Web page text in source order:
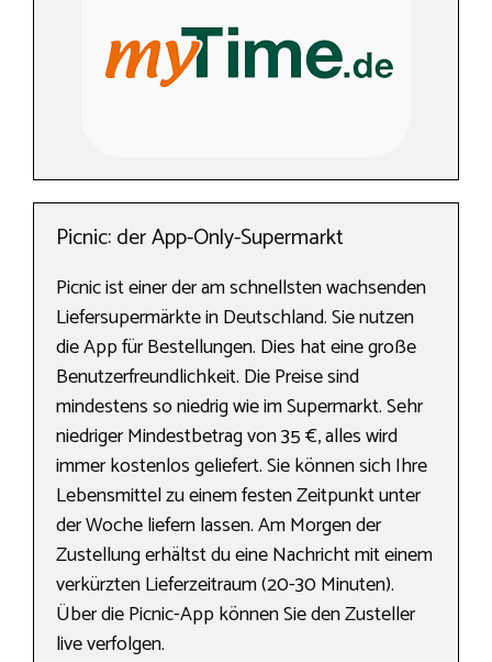
Picnic: der App-Only-Supermarkt
Picnic ist einer der am schnellsten wachsenden
Liefersupermärkte in Deutschland. Sie nutzen
die App für Bestellungen. Dies hat eine große
Benutzerfreundlichkeit. Die Preise sind
mindestens so niedrig wie im Supermarkt. Sehr
niedriger Mindestbetrag von 35 €, alles wird
immer kostenlos geliefert. Sie können sich Ihre
Lebensmittel zu einem festen Zeitpunkt unter
der Woche liefern lassen. Am Morgen der
Zustellung erhältst du eine Nachricht mit einem
verkürzten Lieferzeitraum (20-30 Minuten).
Über die Picnic-App können Sie den Zusteller
live verfolgen.